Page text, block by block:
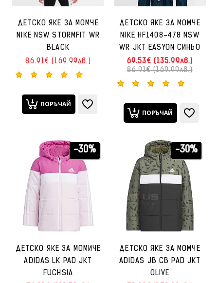
ДЕТСКО ЯКЕ ЗА МОМЧЕ
NIKE NSW STORMFIT WR
BLACK
86.91€ (169.99лв.)
ПОРЪЧАЙ
ДЕТСКО ЯКЕ ЗА МОМЧЕ
NIKE HF1408-478 NSW
WR JKT EASYON СИНЬО
69.53€ (135.99лв.)
86.91€ (169.99лв.)
ПОРЪЧАЙ
-30%
ДЕТСКО ЯКЕ ЗА МОМИЧЕ
ADIDAS LK PAD JKT
FUCHSIA
-30%
ДЕТСКО ЯКЕ ЗА МОМЧЕ
ADIDAS JB CB PAD JKT
OLIVE